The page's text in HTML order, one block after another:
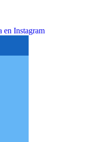
en Instagram